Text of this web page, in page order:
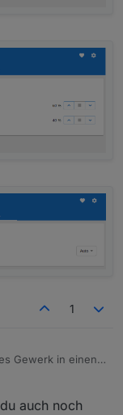
1
Gewerk in einen
auch noch